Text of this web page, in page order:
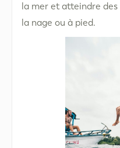
la mer et atteindre des
la nage ou à pied.